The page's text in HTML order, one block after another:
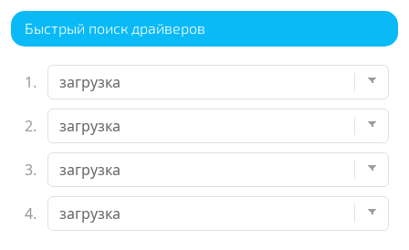
Быстрый поиск драйверов
1.
2.
3.
4.